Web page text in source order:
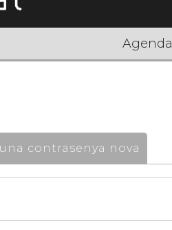
Agenda
contrasenya nova